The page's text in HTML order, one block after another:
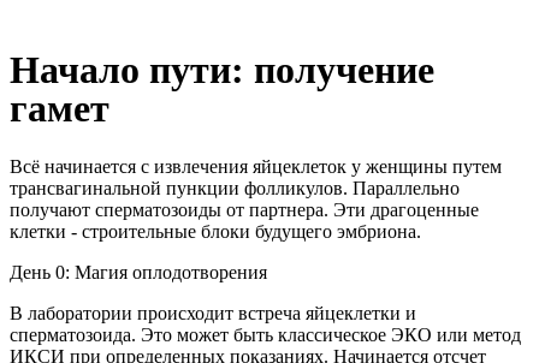
Начало пути: получение
гамет
Всё начинается с извлечения яйцеклеток у женщины путем
трансвагинальной пункции фолликулов. Параллельно
получают сперматозоиды от партнера. Эти драгоценные
клетки - строительные блоки будущего эмбриона.
День 0: Магия оплодотворения
В лаборатории происходит встреча яйцеклетки и
сперматозоида. Это может быть классическое ЭКО или метод
ИКСИ при определенных показаниях. Начинается отсчет